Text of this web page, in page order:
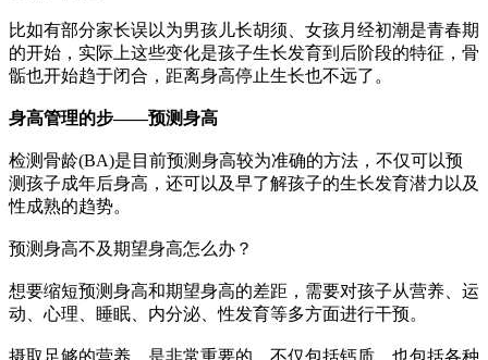
比如有部分家长误以为男孩儿长胡须、女孩月经初潮是青春期
的开始，实际上这些变化是孩子生长发育到后阶段的特征，骨
骺也开始趋于闭合，距离身高停止生长也不远了。
身高管理的步——预测身高
检测骨龄(BA)是目前预测身高较为准确的方法，不仅可以预
测孩子成年后身高，还可以及早了解孩子的生长发育潜力以及
性成熟的趋势。
预测身高不及期望身高怎么办？
想要缩短预测身高和期望身高的差距，需要对孩子从营养、运
动、心理、睡眠、内分泌、性发育等多方面进行干预。
摄取足够的营养，是非常重要的，不仅包括钙质，也包括各种